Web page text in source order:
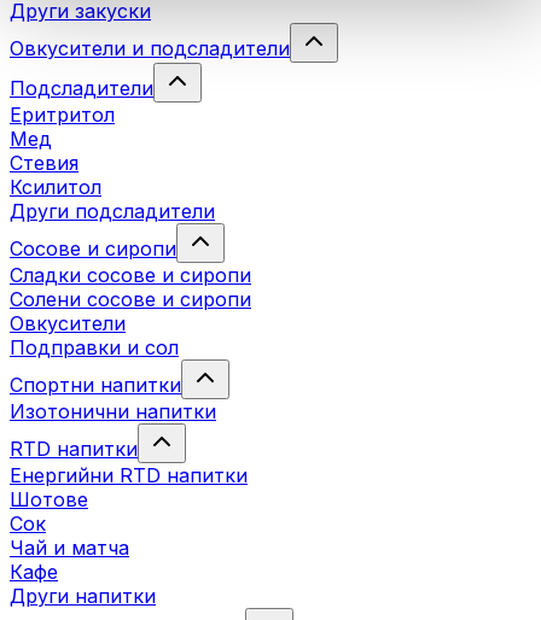
Други закуски
Овкусители и подсладители
Подсладители
Еритритол
Мед
Стевия
Ксилитол
Други подсладители
Сосове и сиропи
Сладки сосове и сиропи
Солени сосове и сиропи
Овкусители
Подправки и сол
Спортни напитки
Изотонични напитки
RTD напитки
Енергийни RTD напитки
Шотове
Сок
Чай и матча
Кафе
Други напитки